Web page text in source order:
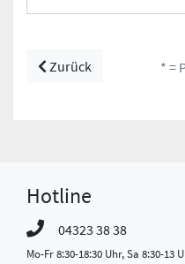
Zurück * =
Hotline
04323 38 38
Mo-Fr 8:30-18:30 Uhr, Sa 8:30-13